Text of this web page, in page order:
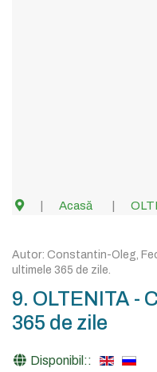
Acasă
Autor: Constantin-Oleg,
ultimele 365 de zile.
9. OLTENITA -
365 de zile
Disponibil::